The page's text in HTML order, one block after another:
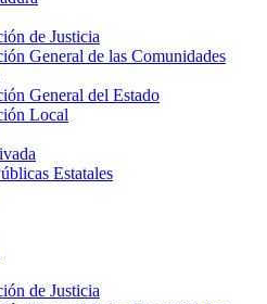
de Justicia
General de las Comunidades
General del Estado
Local
Estatales
de Justicia